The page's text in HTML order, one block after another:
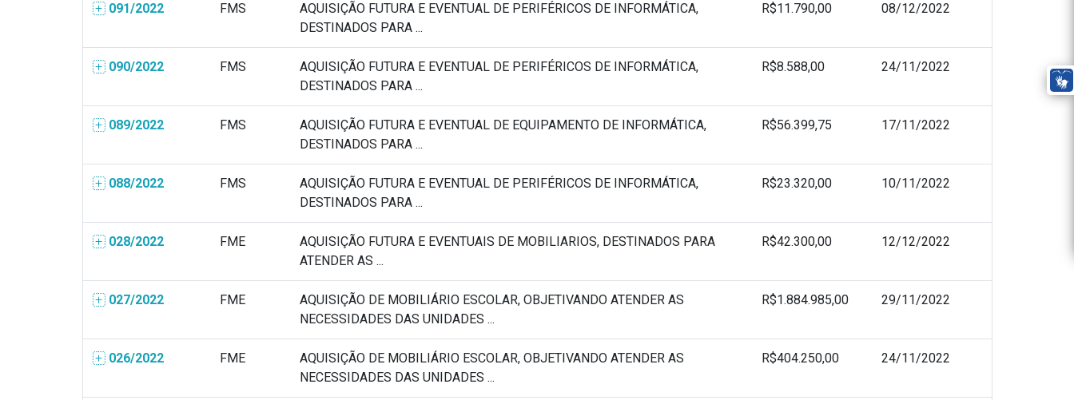
091/2022 FMS
AQUISIÇÃO FUTURA E EVENTUAL DE PERIFÉRICOS DE INFORMÁTICA,
DESTINADOS PARA ...
R$11.790,00 08/12/2022
090/2022 FMS
AQUISIÇÃO FUTURA E EVENTUAL DE PERIFÉRICOS DE INFORMÁTICA,
DESTINADOS PARA ...
R$8.588,00 24/11/2022
089/2022 FMS
AQUISIÇÃO FUTURA E EVENTUAL DE EQUIPAMENTO DE INFORMÁTICA,
DESTINADOS PARA ...
R$56.399,75 17/11/2022
088/2022 FMS
AQUISIÇÃO FUTURA E EVENTUAL DE PERIFÉRICOS DE INFORMÁTICA,
DESTINADOS PARA ...
R$23.320,00 10/11/2022
028/2022 FME
AQUISIÇÃO FUTURA E EVENTUAIS DE MOBILIARIOS, DESTINADOS PARA
ATENDER AS ...
R$42.300,00 12/12/2022
027/2022 FME
AQUISIÇÃO DE MOBILIÁRIO ESCOLAR, OBJETIVANDO ATENDER AS
NECESSIDADES DAS UNIDADES ...
R$1.884.985,00 29/11/2022
026/2022 FME
AQUISIÇÃO DE MOBILIÁRIO ESCOLAR, OBJETIVANDO ATENDER AS
NECESSIDADES DAS UNIDADES ...
R$404.250,00 24/11/2022